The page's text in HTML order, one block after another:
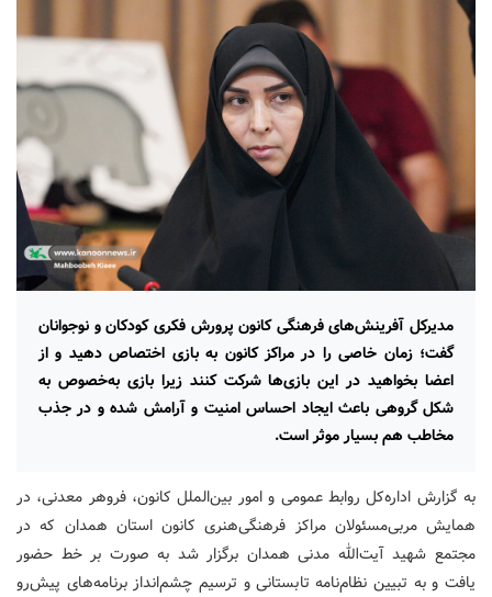
مدیرکل آفرینش‌های فرهنگی کانون پرورش فکری کودکان و نوجوانان
گفت؛ زمان خاصی را در مراکز کانون به بازی اختصاص دهید و از
اعضا بخواهید در این بازی‌ها شرکت کنند زیرا بازی به‌خصوص به
شکل گروهی باعث ایجاد احساس امنیت و آرامش شده و در جذب
مخاطب هم بسیار موثر است.
به گزارش اداره‌کل روابط عمومی و امور بین‌الملل کانون، فروهر معدنی، در
همایش مربی‌مسئولان مراکز فرهنگی‌هنری کانون استان همدان که در
مجتمع شهید آیت‌الله مدنی همدان برگزار شد به صورت بر خط حضور
یافت و به تبیین نظام‌نامه تابستانی و ترسیم چشم‌انداز برنامه‌های پیش‌رو